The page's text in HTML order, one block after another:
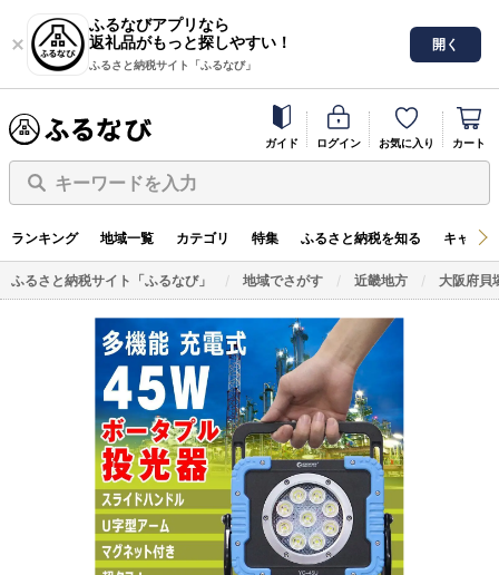
ふるなびアプリなら
返礼品がもっと探しやすい！
ふるさと納税サイト「ふるなび」
開く
ガイド ログイン お気に入り カート
キーワードを入力
ランキング 地域一覧 カテゴリ 特集 ふるさと納税を知る キャン
ふるさと納税サイト「ふるなび」 地域でさがす 近畿地方 大阪府貝